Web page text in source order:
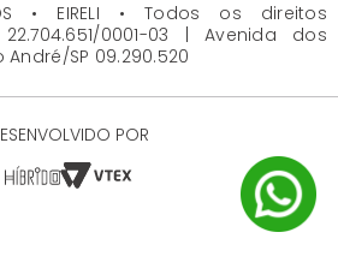
• EIRELI • Todos os direitos
0001-03 | Avenida dos
SP 09.290.520
POR